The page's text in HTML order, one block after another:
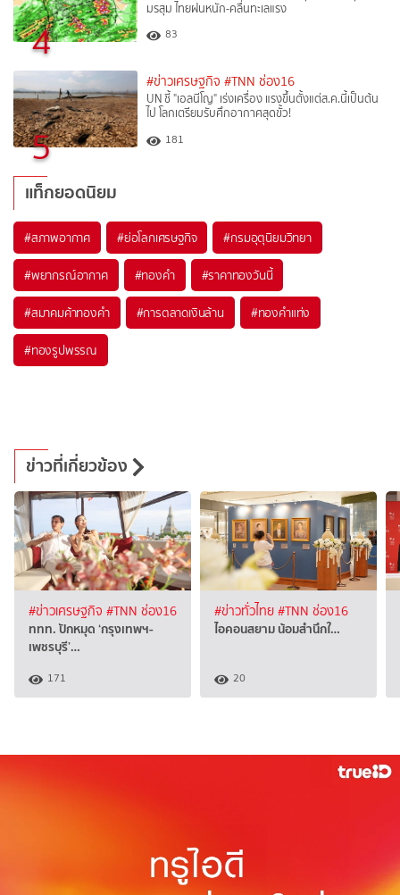
4
มรสุม ไทยฝนหนัก-คลื่นทะเลแรง
83
5
#ข่าวเศรษฐกิจ #TNN ช่อง16
UN ชี้ "เอลนีโญ" เร่งเครื่อง แรงขึ้นตั้งแต่ส.ค.นี้เป็นต้น
ไป โลกเตรียมรับศึกอากาศสุดขั้ว!
181
แท็กยอดนิยม
#สภาพอากาศ #ย่อโลกเศรษฐกิจ #กรมอุตุนิยมวิทยา
#พยากรณ์อากาศ #ทองคำ #ราคาทองวันนี้
#สมาคมค้าทองคำ #การตลาดเงินล้าน #ทองคำแท่ง
#ทองรูปพรรณ
ข่าวที่เกี่ยวข้อง
#ข่าวเศรษฐกิจ #TNN ช่อง16
ททท. ปักหมุด ‘กรุงเทพฯ-
เพชรบุรี’…
171
#ข่าวทั่วไทย#TNN ช่อง16
ไอคอนสยาม น้อมสำนึกใ…
20